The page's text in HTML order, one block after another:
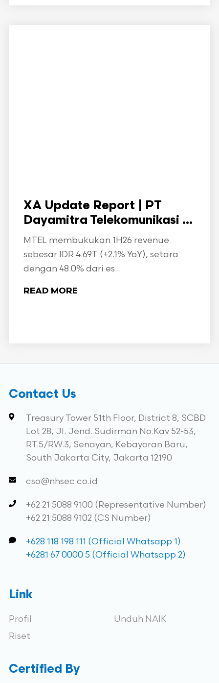
XA Update Report | PT
Dayamitra Telekomunikasi ...
MTEL membukukan 1H26 revenue
sebesar IDR 4.69T (+2.1% YoY), setara
dengan 48.0% dari es...
READ MORE
Contact Us
Treasury Tower 51th Floor, District 8, SCBD
Lot 28, Jl. Jend. Sudirman No.Kav 52-53,
RT.5/RW.3, Senayan, Kebayoran Baru,
South Jakarta City, Jakarta 12190
cso@nhsec.co.id
+62 21 5088 9100 (Representative Number)
+62 21 5088 9102 (CS Number)
+628 118 198 111 (Official Whatsapp 1)
+6281 67 0000 5 (Official Whatsapp 2)
Link
Profil
Riset
Unduh NAIK
Certified By